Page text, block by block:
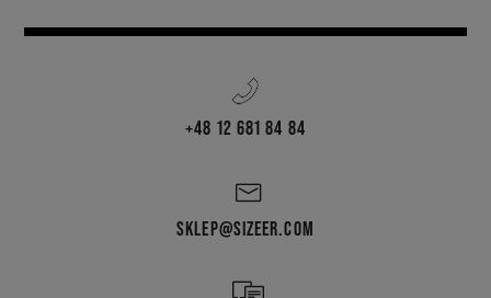
+48 12 681 84 84
SKLEP@SIZEER.COM